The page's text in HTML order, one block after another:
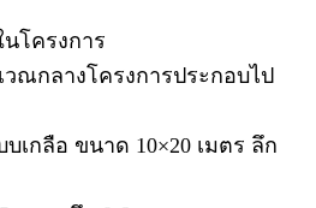
โครงการ
วณกลางโครงการประกอบไป
เกลือ ขนาด 10×20 เมตร ลึก